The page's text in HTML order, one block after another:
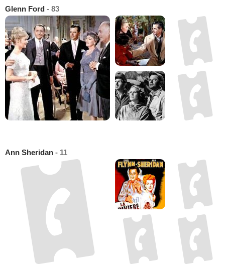
Glenn Ford - 83
Ann Sheridan - 11